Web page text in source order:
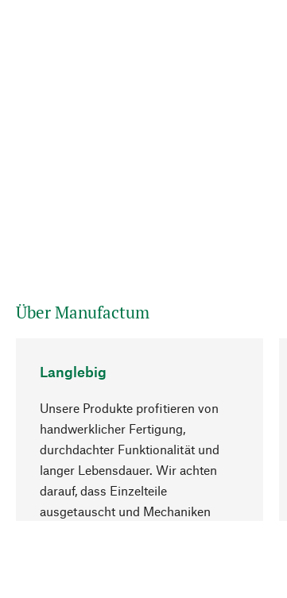
Über Manufactum
Langlebig
Unsere Produkte profitieren von
handwerklicher Fertigung,
durchdachter Funktionalität und
langer Lebensdauer. Wir achten
darauf, dass Einzelteile
ausgetauscht und Mechaniken